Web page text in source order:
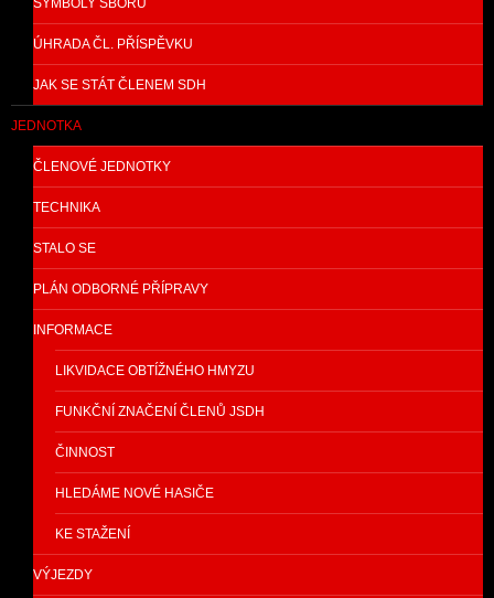
SYMBOLY SBORU
ÚHRADA ČL. PŘÍSPĚVKU
JAK SE STÁT ČLENEM SDH
JEDNOTKA
ČLENOVÉ JEDNOTKY
TECHNIKA
STALO SE
PLÁN ODBORNÉ PŘÍPRAVY
INFORMACE
LIKVIDACE OBTÍŽNÉHO HMYZU
FUNKČNÍ ZNAČENÍ ČLENŮ JSDH
ČINNOST
HLEDÁME NOVÉ HASIČE
KE STAŽENÍ
VÝJEZDY